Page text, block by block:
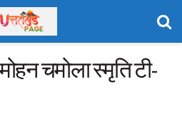
चमोला स्मृति टी-